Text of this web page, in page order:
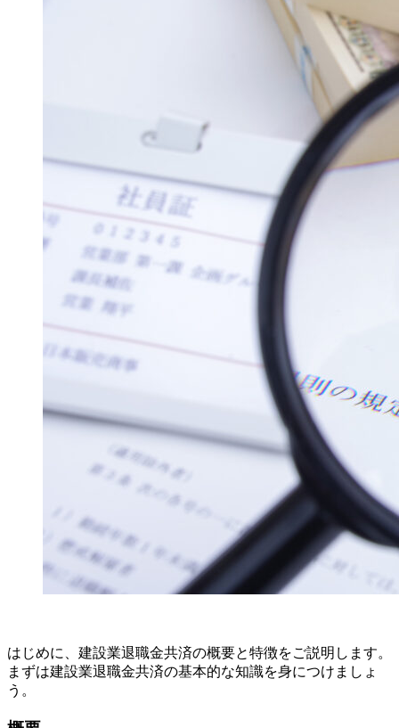
はじめに、建設業退職金共済の概要と特徴をご説明します。
まずは建設業退職金共済の基本的な知識を身につけましょ
う。